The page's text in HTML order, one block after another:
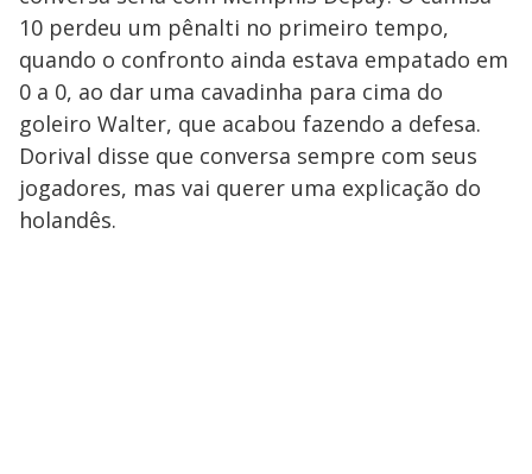
10 perdeu um pênalti no primeiro tempo,
quando o confronto ainda estava empatado em
0 a 0, ao dar uma cavadinha para cima do
goleiro Walter, que acabou fazendo a defesa.
Dorival disse que conversa sempre com seus
jogadores, mas vai querer uma explicação do
holandês.